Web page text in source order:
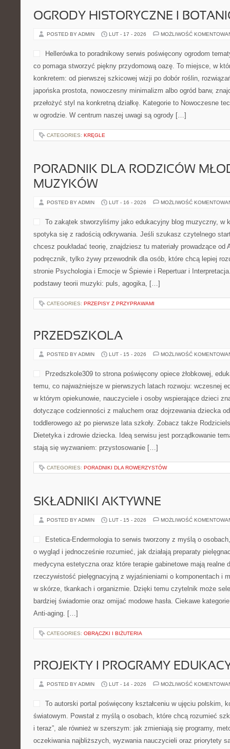
OGRODY HISTORYCZNE I
POSTED BY ADMIN LUT - 17 - 2026 MOŻLIWOŚĆ
Hellerówka to poradnikowy serwis poświęcony ogrodom
co pomaga stworzyć piękny przydomową oazę. To miejsce, w
konkretem: od pierwszej szkicowej wizji po dobór roślin,
japońska prostota, nowoczesny minimalizm albo ogród barw,
przełożyć styl na konkretną działkę. Kategorie to Nowoczesne
w ogrodzie. W centrum naszej uwagi są ogrody […]
CATEGORIES: KRĘGLE
PORADNIK DLA RODZICÓW
MUZYKÓW
POSTED BY ADMIN LUT - 16 - 2026 MOŻLIWOŚĆ
To zakątek stworzyliśmy jako edukacyjny blog muzyczny, w
spotyka się z radością odkrywania. Jeśli szukasz czytelnego
chcesz poukładać teorię, znajdziesz tu materiały prowadzące od
podręcznik, tylko żywy przewodnik dla osób, które chcą lepiej
stronie Psychologia i Emocje w Śpiewie i Repertuar i
podstawy teorii muzyki: puls, agogika, […]
CATEGORIES: PRZEPISY Z PRZYPRAWAMI
PRZEDSZKOLA
POSTED BY ADMIN LUT - 15 - 2026 MOŻLIWOŚĆ
Przedszkole309 to strona poświęcony opiece żłobkowej,
temu, co najważniejsze w pierwszych latach rozwoju: wczesnej
w którym opiekunowie, nauczyciele i osoby wspierające dzieci
dotyczące codzienności z maluchem oraz dojrzewania dziecka
toddlerowego aż po pierwsze lata szkoły. Zobacz także
Dietetyka i zdrowie dziecka. Ideą serwisu jest porządkowanie
stają się wyzwaniem: przystosowanie […]
CATEGORIES: PORADNIKI DLA ROWERZYSTÓW
SKŁADNIKI AKTYWNE
POSTED BY ADMIN LUT - 15 - 2026 MOŻLIWOŚĆ
Estetica-Endermologia to serwis tworzony z myślą o
o wygląd i jednocześnie rozumieć, jak działają preparaty
medycyna estetyczna oraz które terapie gabinetowe mają realne
rzeczywistość pielęgnacyjną z wyjaśnieniami o komponentach i
w skórze, tkankach i organizmie. Dzięki temu czytelnik może
bardziej świadomie oraz omijać modowe hasła. Ciekawe
Anti-aging. […]
CATEGORIES: OBRĄCZKI I BIŻUTERIA
PROJEKTY I PROGRAMY
POSTED BY ADMIN LUT - 14 - 2026 MOŻLIWOŚĆ
To autorski portal poświęcony kształceniu w ujęciu polskim,
światowym. Powstał z myślą o osobach, które chcą rozumieć
i teraz”, ale również w szerszym: jak zmieniają się programy,
oczekiwania najbliższych, wyzwania nauczycieli oraz priorytety